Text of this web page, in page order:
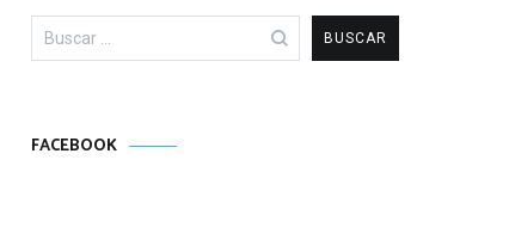
Buscar:
FACEBOOK